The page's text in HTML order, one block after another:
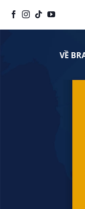
đến
nội
VỀ